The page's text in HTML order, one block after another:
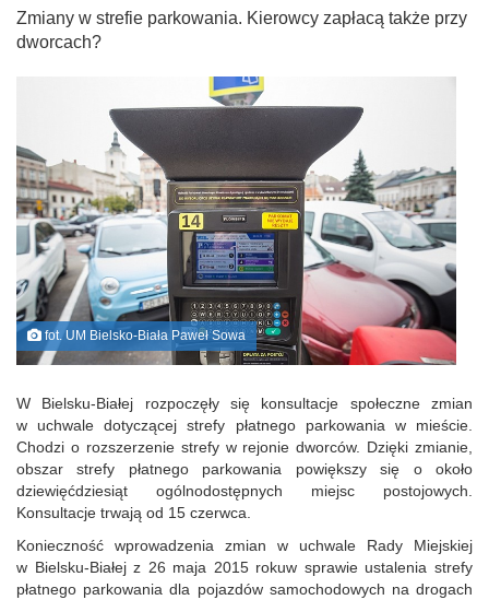
Zmiany w strefie parkowania. Kierowcy zapłacą także przy
dworcach?
fot. UM Bielsko-Biała Paweł Sowa
W Bielsku‑Białej rozpoczęły się konsultacje społeczne zmian
w uchwale dotyczącej strefy płatnego parkowania w mieście.
Chodzi o rozszerzenie strefy w rejonie dworców. Dzięki zmianie,
obszar strefy płatnego parkowania powiększy się o około
dziewięćdziesiąt ogólnodostępnych miejsc postojowych.
Konsultacje trwają od 15 czerwca.
Konieczność wprowadzenia zmian w uchwale Rady Miejskiej
w Bielsku‑Białej z 26 maja 2015 rokuw sprawie ustalenia strefy
płatnego parkowania dla pojazdów samochodowych na drogach